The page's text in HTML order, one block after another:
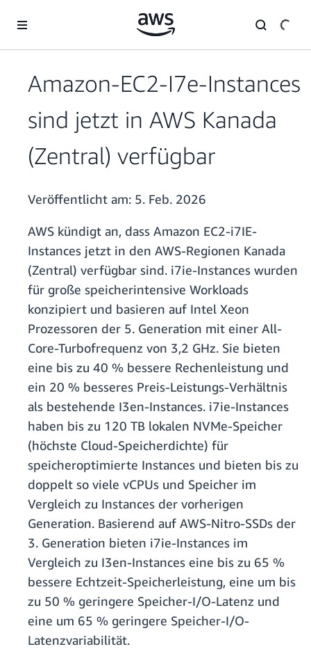
Überspringen zum Hauptinhalt
Amazon-EC2-I7e-Instances
sind jetzt in AWS Kanada
(Zentral) verfügbar
Veröffentlicht am: 5. Feb. 2026
AWS kündigt an, dass Amazon EC2-i7IE-
Instances jetzt in den AWS-Regionen Kanada
(Zentral) verfügbar sind. i7ie-Instances wurden
für große speicherintensive Workloads
konzipiert und basieren auf Intel Xeon
Prozessoren der 5. Generation mit einer All-
Core-Turbofrequenz von 3,2 GHz. Sie bieten
eine bis zu 40 % bessere Rechenleistung und
ein 20 % besseres Preis-Leistungs-Verhältnis
als bestehende I3en-Instances. i7ie-Instances
haben bis zu 120 TB lokalen NVMe-Speicher
(höchste Cloud-Speicherdichte) für
speicheroptimierte Instances und bieten bis zu
doppelt so viele vCPUs und Speicher im
Vergleich zu Instances der vorherigen
Generation. Basierend auf AWS-Nitro-SSDs der
3. Generation bieten i7ie-Instances im
Vergleich zu I3en-Instances eine bis zu 65 %
bessere Echtzeit-Speicherleistung, eine um bis
zu 50 % geringere Speicher-I/O-Latenz und
eine um 65 % geringere Speicher-I/O-
Latenzvariabilität.